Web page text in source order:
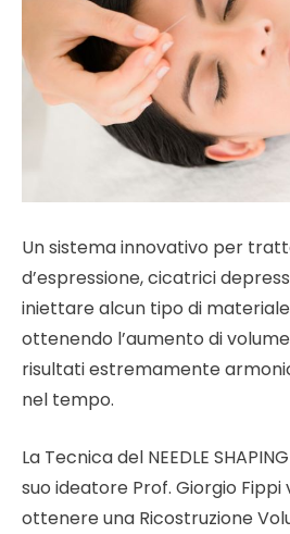
Un sistema innovativo per
d’espressione, cicatrici
iniettare alcun tipo di
ottenendo l’aumento di
risultati estremamente
nel tempo.
La Tecnica del NEEDLE
suo ideatore Prof. Giorgio
ottenere una Ricostruzione